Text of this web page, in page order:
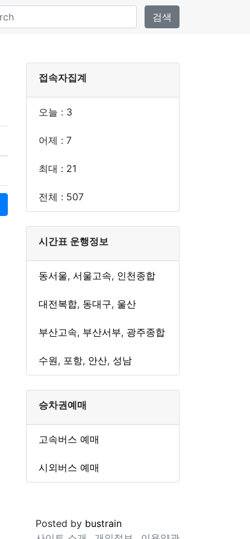
검색
접속자집계
오늘 : 3
어제 : 7
최대 : 21
전체 : 507
시간표 운행정보
동서울, 서울고속, 인천종합
대전복합, 동대구, 울산
부산고속, 부산서부, 광주종합
수원, 포항, 안산, 성남
승차권예매
고속버스 예매
시외버스 예매
Posted by bustrain